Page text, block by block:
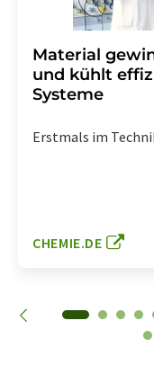
Material
und kühlt
Systeme
Erstmals im
CHEMIE.DE